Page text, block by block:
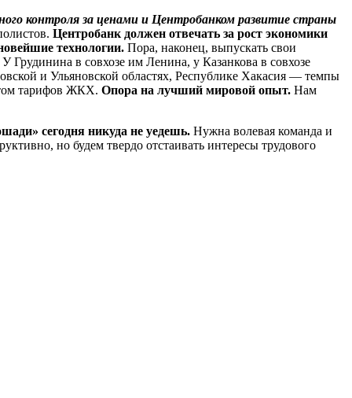
контроля за ценами и Центробанком развитие страны
Центробанк должен отвечать за рост экономики
технологии. Пора, наконец, выпускать свои
У Грудинина в совхозе им Ленина, у Казанкова в совхозе
и Ульяновской областях, Республике Хакасия — темпы
тарифов ЖКХ. Опора на лучший мировой опыт. Нам
сегодня никуда не уедешь. Нужна волевая команда и
но будем твердо отстаивать интересы трудового